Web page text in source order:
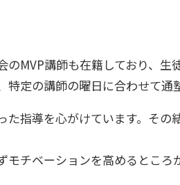
MVP講師も在籍しており、
定の講師の曜日に合わせて通
た指導を心がけています。そ
モチベーションを高めるとこ